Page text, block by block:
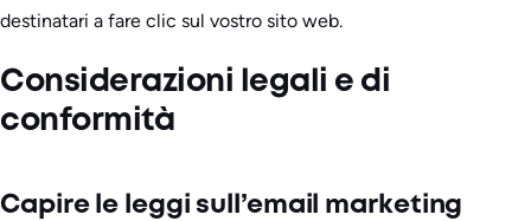
destinatari a fare clic sul vostro sito web.
Considerazioni legali e di
conformità
Capire le leggi sull’email marketing